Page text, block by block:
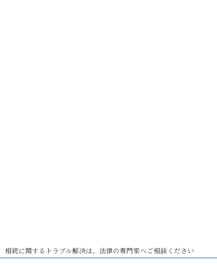
相続に関するトラブル解決は、法律の専門家へご相談ください